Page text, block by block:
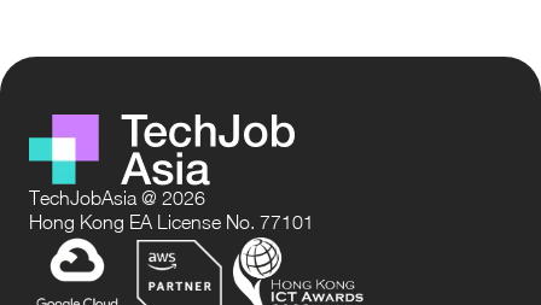
TechJobAsia @ 2026
Hong Kong EA License No. 77101